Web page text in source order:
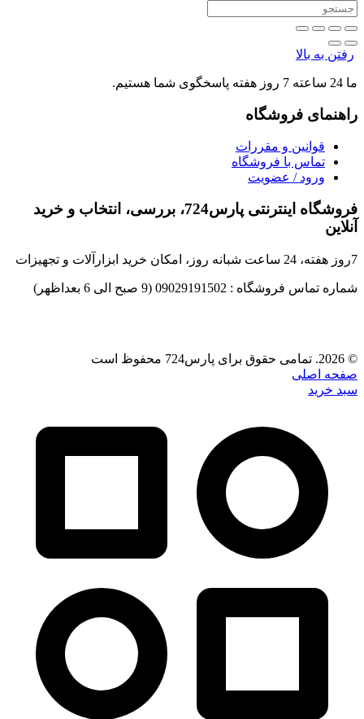
رفتن به بالا
ما 24 ساعته 7 روز هفته پاسخگوی شما هستیم.
راهنمای فروشگاه
قوانین و مقررات
تماس با فروشگاه
ورود / عضویت
فروشگاه اینترنتی پارس724، بررسی، انتخاب و خرید
آنلاین
7روز هفته، 24 ساعت شبانه روز، امکان خرید ابزارآلات و تجهیزات
شماره تماس فروشگاه : 09029191502 (9 صبح الی 6 بعداظهر)
© 2026. تمامی حقوق برای پارس724 محفوظ است
صفحه اصلی
سبد خرید